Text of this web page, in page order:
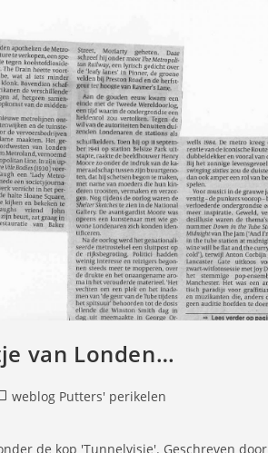
van Londen…
weblog Putters' perikelen
de kop 'Tunnelvisie'. Geschreven door